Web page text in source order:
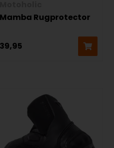
Mamba Rugprotector
39,95